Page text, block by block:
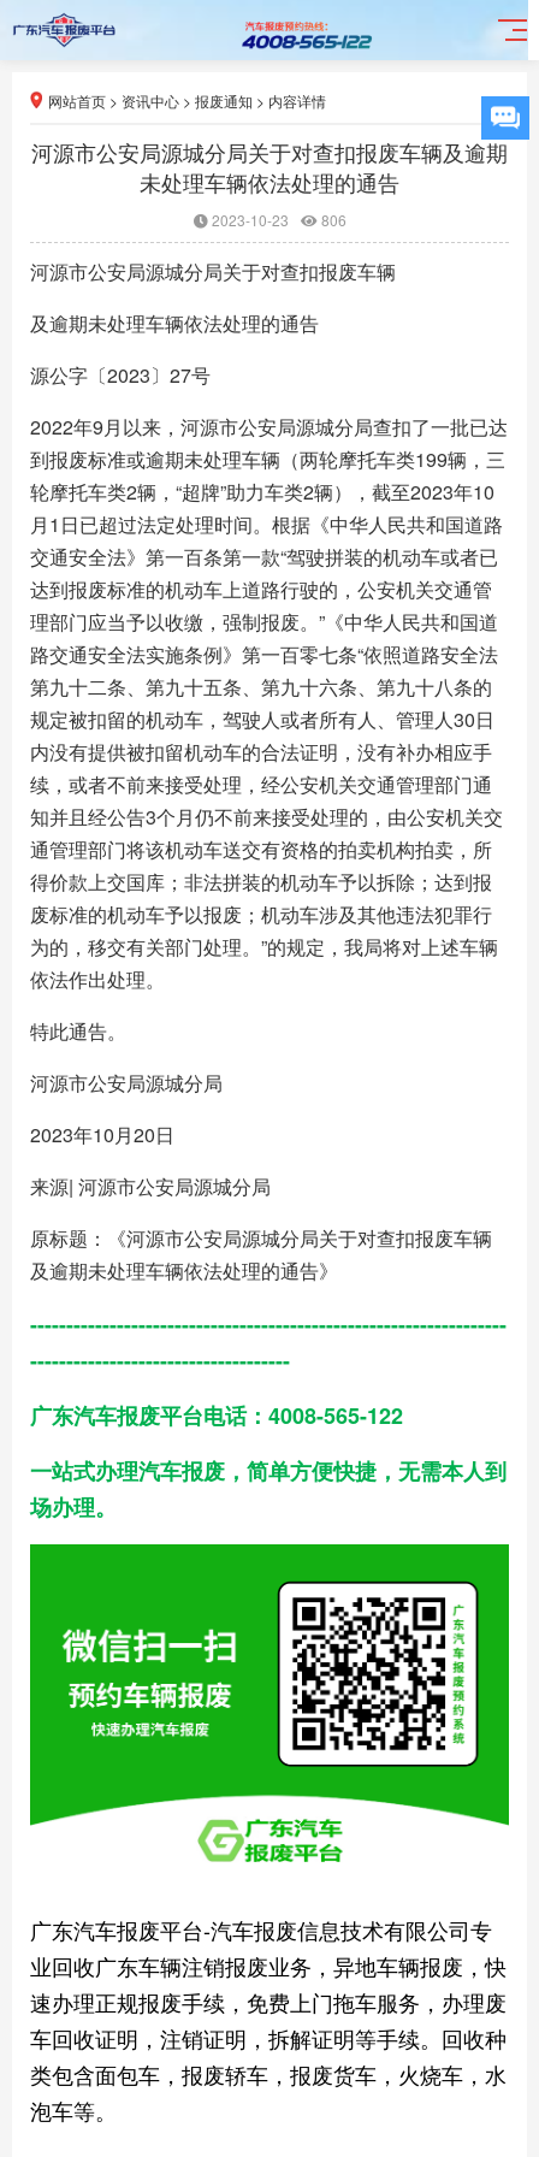
网站首页 > 资讯中心 > 报废通知 > 内容详情
河源市公安局源城分局关于对查扣报废车辆及逾期
未处理车辆依法处理的通告
2023-10-23 806
河源市公安局源城分局关于对查扣报废车辆
及逾期未处理车辆依法处理的通告
源公字〔2023〕27号
2022年9月以来，河源市公安局源城分局查扣了一批已达
到报废标准或逾期未处理车辆（两轮摩托车类199辆，三
轮摩托车类2辆，“超牌”助力车类2辆），截至2023年10
月1日已超过法定处理时间。根据《中华人民共和国道路
交通安全法》第一百条第一款“驾驶拼装的机动车或者已
达到报废标准的机动车上道路行驶的，公安机关交通管
理部门应当予以收缴，强制报废。”《中华人民共和国道
路交通安全法实施条例》第一百零七条“依照道路安全法
第九十二条、第九十五条、第九十六条、第九十八条的
规定被扣留的机动车，驾驶人或者所有人、管理人30日
内没有提供被扣留机动车的合法证明，没有补办相应手
续，或者不前来接受处理，经公安机关交通管理部门通
知并且经公告3个月仍不前来接受处理的，由公安机关交
通管理部门将该机动车送交有资格的拍卖机构拍卖，所
得价款上交国库；非法拼装的机动车予以拆除；达到报
废标准的机动车予以报废；机动车涉及其他违法犯罪行
为的，移交有关部门处理。”的规定，我局将对上述车辆
依法作出处理。
特此通告。
河源市公安局源城分局
2023年10月20日
来源| 河源市公安局源城分局
原标题：《河源市公安局源城分局关于对查扣报废车辆
及逾期未处理车辆依法处理的通告》
------------------------------------------------------------------
------------------------------------
广东汽车报废平台电话：4008-565-122
一站式办理汽车报废，简单方便快捷，无需本人到
场办理。
广东汽车报废平台-汽车报废信息技术有限公司专
业回收广东车辆注销报废业务，异地车辆报废，快
速办理正规报废手续，免费上门拖车服务，办理废
车回收证明，注销证明，拆解证明等手续。回收种
类包含面包车，报废轿车，报废货车，火烧车，水
泡车等。